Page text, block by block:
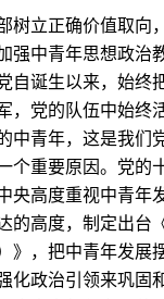
立正确价值取向
强中青年思想政治
自诞生以来，始终
，党的队伍中始终
中青年，这是我们
个重要原因。党的
央高度重视中青年
的高度，制定出台
》，把中青年发展
化政治引领来巩固